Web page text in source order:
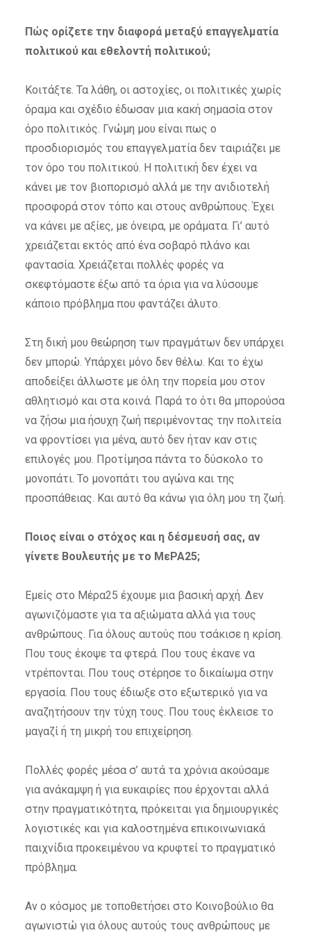
Πώς ορίζετε την διαφορά μεταξύ επαγγελματία
πολιτικού και εθελοντή πολιτικού;
Κοιτάξτε. Τα λάθη, οι αστοχίες, οι πολιτικές χωρίς
όραμα και σχέδιο έδωσαν μια κακή σημασία στον
όρο πολιτικός. Γνώμη μου είναι πως ο
προσδιορισμός του επαγγελματία δεν ταιριάζει με
τον όρο του πολιτικού. Η πολιτική δεν έχει να
κάνει με τον βιοπορισμό αλλά με την ανιδιοτελή
προσφορά στον τόπο και στους ανθρώπους. Έχει
να κάνει με αξίες, με όνειρα, με οράματα. Γι’ αυτό
χρειάζεται εκτός από ένα σοβαρό πλάνο και
φαντασία. Χρειάζεται πολλές φορές να
σκεφτόμαστε έξω από τα όρια για να λύσουμε
κάποιο πρόβλημα που φαντάζει άλυτο.
Στη δική μου θεώρηση των πραγμάτων δεν υπάρχει
δεν μπορώ. Υπάρχει μόνο δεν θέλω. Και το έχω
αποδείξει άλλωστε με όλη την πορεία μου στον
αθλητισμό και στα κοινά. Παρά το ότι θα μπορούσα
να ζήσω μια ήσυχη ζωή περιμένοντας την πολιτεία
να φροντίσει για μένα, αυτό δεν ήταν καν στις
επιλογές μου. Προτίμησα πάντα το δύσκολο το
μονοπάτι. Το μονοπάτι του αγώνα και της
προσπάθειας. Και αυτό θα κάνω για όλη μου τη ζωή.
Ποιος είναι ο στόχος και η δέσμευσή σας, αν
γίνετε Βουλευτής με το ΜεΡΑ25;
Εμείς στο Μέρα25 έχουμε μια βασική αρχή. Δεν
αγωνιζόμαστε για τα αξιώματα αλλά για τους
ανθρώπους. Για όλους αυτούς που τσάκισε η κρίση.
Που τους έκοψε τα φτερά. Που τους έκανε να
ντρέπονται. Που τους στέρησε το δικαίωμα στην
εργασία. Που τους έδιωξε στο εξωτερικό για να
αναζητήσουν την τύχη τους. Που τους έκλεισε το
μαγαζί ή τη μικρή του επιχείρηση.
Πολλές φορές μέσα σ’ αυτά τα χρόνια ακούσαμε
για ανάκαμψη ή για ευκαιρίες που έρχονται αλλά
στην πραγματικότητα, πρόκειται για δημιουργικές
λογιστικές και για καλοστημένα επικοινωνιακά
παιχνίδια προκειμένου να κρυφτεί το πραγματικό
πρόβλημα.
Αν ο κόσμος με τοποθετήσει στο Κοινοβούλιο θα
αγωνιστώ για όλους αυτούς τους ανθρώπους με